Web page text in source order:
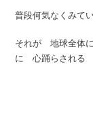
普段何気なくみて
それが 地球全体
に 心踊らされる